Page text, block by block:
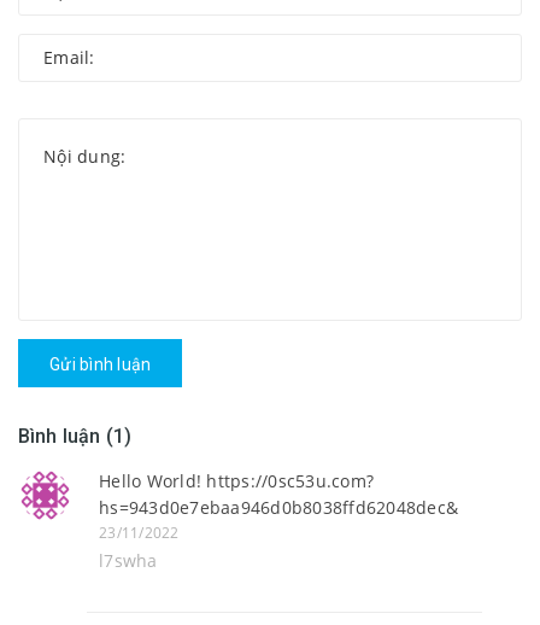
Gửi bình luận
Bình luận (1)
Hello World! https://0sc53u.com?
hs=943d0e7ebaa946d0b8038ffd62048dec&
23/11/2022
l7swha